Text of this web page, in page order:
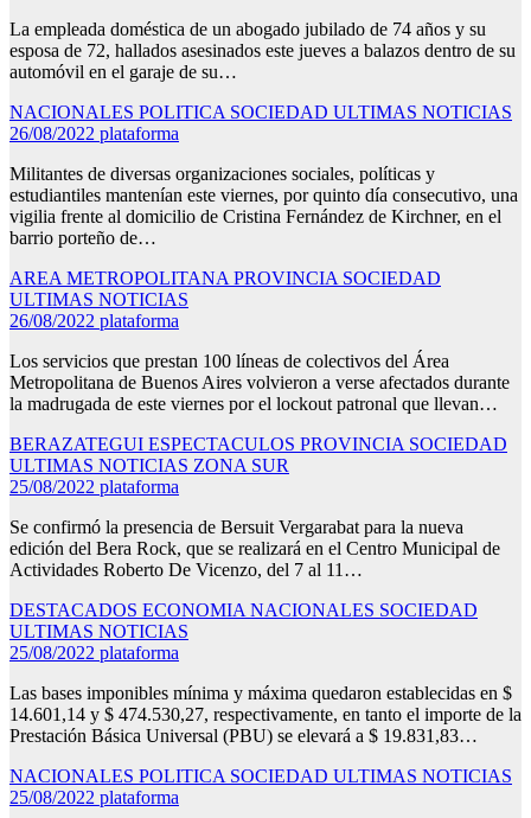
La empleada doméstica de un abogado jubilado de 74 años y su
esposa de 72, hallados asesinados este jueves a balazos dentro de su
automóvil en el garaje de su…
NACIONALES POLITICA SOCIEDAD ULTIMAS NOTICIAS
26/08/2022 plataforma
Militantes de diversas organizaciones sociales, políticas y
estudiantiles mantenían este viernes, por quinto día consecutivo, una
vigilia frente al domicilio de Cristina Fernández de Kirchner, en el
barrio porteño de…
AREA METROPOLITANA PROVINCIA SOCIEDAD
ULTIMAS NOTICIAS
26/08/2022 plataforma
Los servicios que prestan 100 líneas de colectivos del Área
Metropolitana de Buenos Aires volvieron a verse afectados durante
la madrugada de este viernes por el lockout patronal que llevan…
BERAZATEGUI ESPECTACULOS PROVINCIA SOCIEDAD
ULTIMAS NOTICIAS ZONA SUR
25/08/2022 plataforma
Se confirmó la presencia de Bersuit Vergarabat para la nueva
edición del Bera Rock, que se realizará en el Centro Municipal de
Actividades Roberto De Vicenzo, del 7 al 11…
DESTACADOS ECONOMIA NACIONALES SOCIEDAD
ULTIMAS NOTICIAS
25/08/2022 plataforma
Las bases imponibles mínima y máxima quedaron establecidas en $
14.601,14 y $ 474.530,27, respectivamente, en tanto el importe de la
Prestación Básica Universal (PBU) se elevará a $ 19.831,83…
NACIONALES POLITICA SOCIEDAD ULTIMAS NOTICIAS
25/08/2022 plataforma